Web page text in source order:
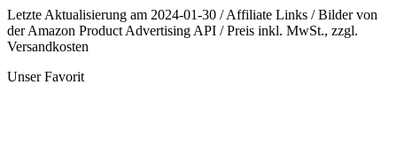
Letzte Aktualisierung am 2024-01-30 / Affiliate Links / Bilder von
der Amazon Product Advertising API / Preis inkl. MwSt., zzgl.
Versandkosten
Unser Favorit